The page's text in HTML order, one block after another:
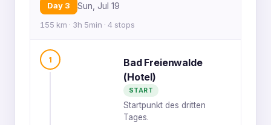
Day 3 Sun, Jul 19
155 km · 3h 5min · 4 stops
1
Bad Freienwalde
(Hotel)
START
Startpunkt des dritten
Tages.